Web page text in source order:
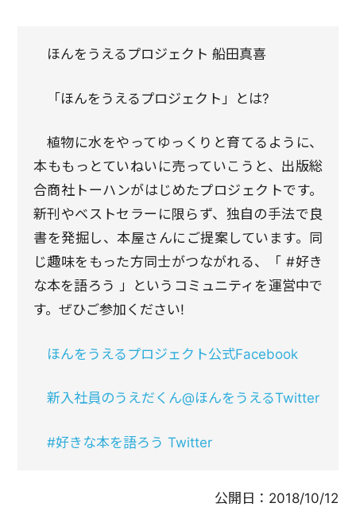
ほんをうえるプロジェクト 船田真喜
「ほんをうえるプロジェクト」とは?
植物に水をやってゆっくりと育てるように、
本ももっとていねいに売っていこうと、出版総
合商社トーハンがはじめたプロジェクトです。
新刊やベストセラーに限らず、独自の手法で良
書を発掘し、本屋さんにご提案しています。同
じ趣味をもった方同士がつながれる、「 #好き
な本を語ろう 」というコミュニティを運営中で
す。ぜひご参加ください!
ほんをうえるプロジェクト公式Facebook
新入社員のうえだくん@ほんをうえるTwitter
#好きな本を語ろう Twitter
公開日： 2018/10/12